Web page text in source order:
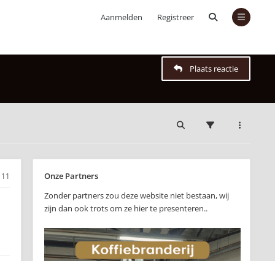
Aanmelden Registreer
Plaats reactie
11
Onze Partners
Zonder partners zou deze website niet bestaan, wij
zijn dan ook trots om ze hier te presenteren..